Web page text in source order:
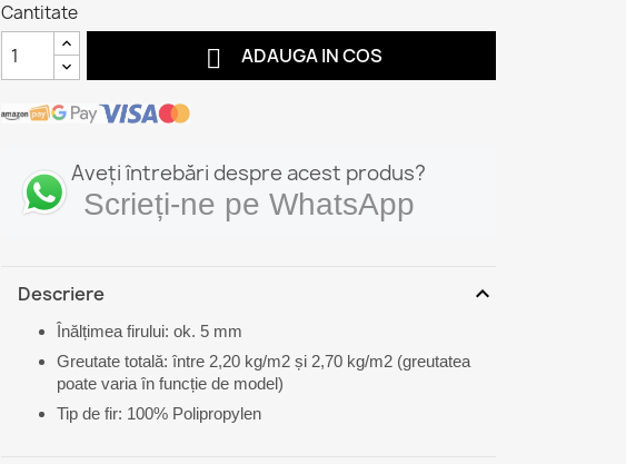
Cantitate
 ADAUGA IN COS
Aveți întrebări despre acest produs?
Scrieți-ne pe WhatsApp
Descriere expand_more
Înălțimea firului: ok. 5 mm
Greutate totală: între 2,20 kg/m2 și 2,70 kg/m2 (greutatea
poate varia în funcție de model)
Tip de fir: 100% Polipropylen